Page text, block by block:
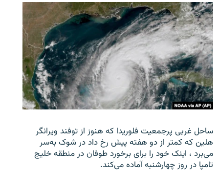
ساحل غربی پرجمعیت فلوریدا که هنوز از توفند ویرانگر
هلین که کمتر از دو هفته پیش رخ داد در شوک به‌سر
می‌برد ، اینک خود را برای برخورد طوفان در منطقه خلیج
تامپا در روز چهارشنبه آماده می‌کند.